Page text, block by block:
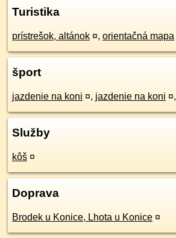
Turistika
prístrešok, altánok ¤, orientačná mapa
šport
jazdenie na koni ¤, jazdenie na koni ¤,
Služby
kôš ¤
Doprava
Brodek u Konice, Lhota u Konice ¤